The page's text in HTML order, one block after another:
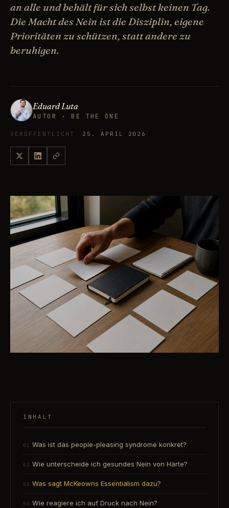
an alle und behält für sich selbst keinen Tag.
Die Macht des Nein ist die Disziplin, eigene
Prioritäten zu schützen, statt andere zu
beruhigen.
Eduard Luta
AUTOR · BE THE ONE
VERÖFFENTLICHT 25. APRIL 2026
INHALT
Was ist das people-pleasing syndrome konkret?
Wie unterscheide ich gesundes Nein von Härte?
Was sagt McKeowns Essentialism dazu?
Wie reagiere ich auf Druck nach Nein?